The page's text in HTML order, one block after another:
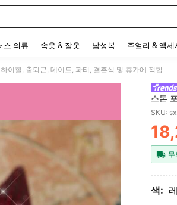
스 의류 속옷 & 잠옷 남성복 주얼리 & 액세
이힐, 출퇴근, 데이트, 파티, 결혼식 및 휴가에 적합
스톤
가에
SKU:
무
색: